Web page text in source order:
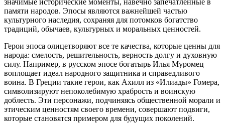
памяти народов. Эпосы являются важнейшей частью
культурного наследия, сохраняя для потомков богатство
традиций, обычаев, культурных и моральных ценностей.
Герои эпоса олицетворяют все те качества, которые ценны для
народа: смелость, решительность, верность долгу и духовную
силу. Например, в русском эпосе богатырь Илья Муромец
воплощает идеал народного защитника и справедливого
воина. В Греции такие герои, как Ахилл из «Илиады» Гомера,
символизируют непоколебимую храбрость и воинскую
доблесть. Эти персонажи, подчиняясь общественной морали и
этическим ценностям своего времени, совершают подвиги,
которые становятся примером для будущих поколений.